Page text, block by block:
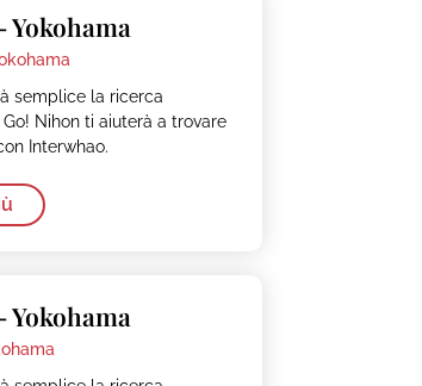
semplice la ricerca
Nihon ti aiuterà a trovare
Interwhao.